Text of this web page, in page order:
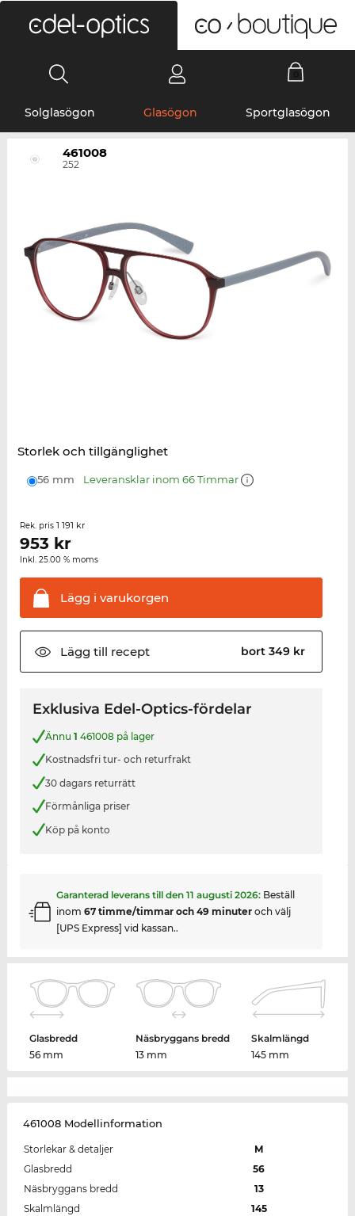
Solglasögon Glasögon Sportglasögon
461008
252
Storlek och tillgänglighet
56 mm Leveransklar inom 66 Timmar
Rek. pris 1 191 kr
953 kr
Inkl. 25.00 % moms
Lägg i varukorgen
Lägg till recept bort 349 kr
Exklusiva Edel-Optics-fördelar
Ännu 1 461008 på lager
Kostnadsfri tur- och returfrakt
30 dagars returrätt
Förmånliga priser
Köp på konto
Garanterad leverans till den 11 augusti 2026: Beställ
inom 67 timme/timmar och 49 minuteroch välj
[UPS Express] vid kassan..
Glasbredd
56 mm
Näsbryggans bredd
13 mm
Skalmlängd
145 mm
461008 Modellinformation
Storlekar & detaljer
M
Glasbredd
56
Näsbryggans bredd
13
Skalmlängd
145